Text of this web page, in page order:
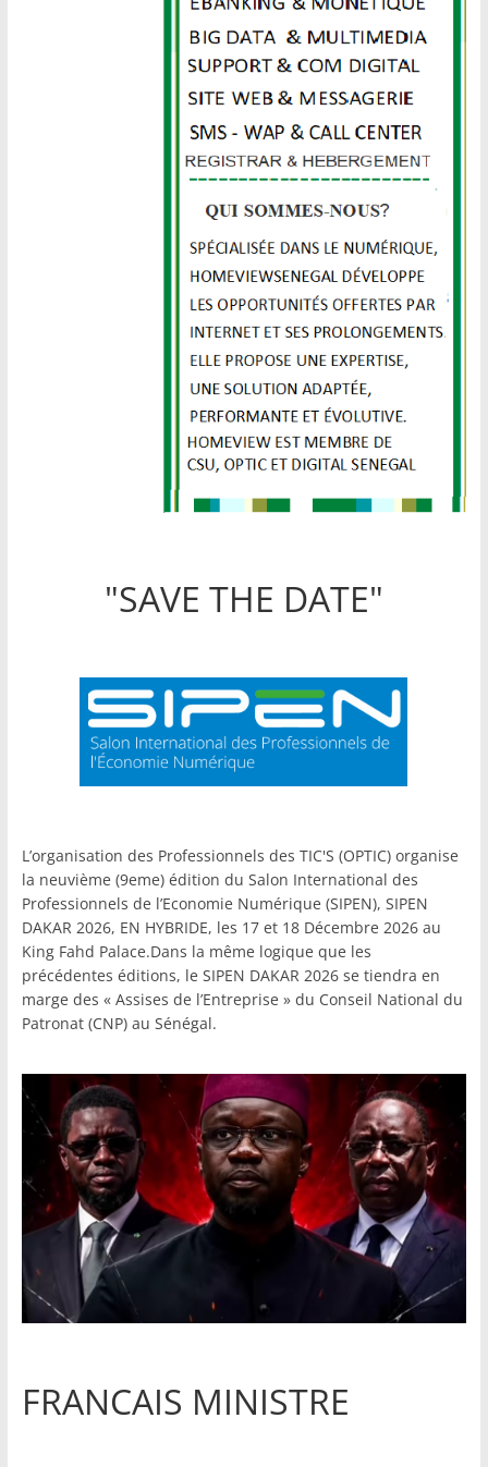
"SAVE THE DATE"
L’organisation des Professionnels des TIC'S (OPTIC) organise
la neuvième (9eme) édition du Salon International des
Professionnels de l’Economie Numérique (SIPEN), SIPEN
DAKAR 2026, EN HYBRIDE, les 17 et 18 Décembre 2026 au
King Fahd Palace.Dans la même logique que les
précédentes éditions, le SIPEN DAKAR 2026 se tiendra en
marge des « Assises de l’Entreprise » du Conseil National du
Patronat (CNP) au Sénégal.
FRANCAIS MINISTRE